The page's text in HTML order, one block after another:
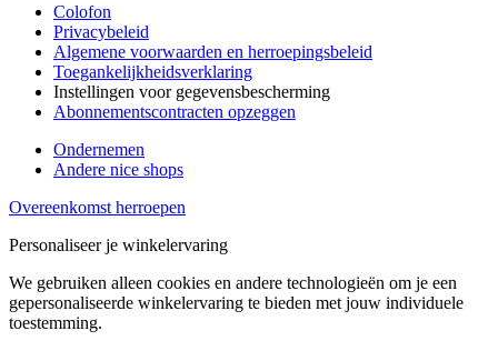
Colofon
Privacybeleid
Algemene voorwaarden en herroepingsbeleid
Toegankelijkheidsverklaring
Instellingen voor gegevensbescherming
Abonnementscontracten opzeggen
Ondernemen
Andere nice shops
Overeenkomst herroepen
Personaliseer je winkelervaring
We gebruiken alleen cookies en andere technologieën om je een
gepersonaliseerde winkelervaring te bieden met jouw individuele
toestemming.